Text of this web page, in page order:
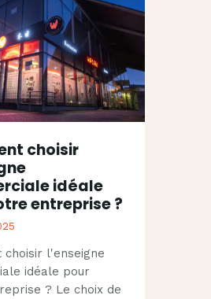
choisir
idéale
entreprise ?
choisir l'enseigne
idéale pour
? Le choix de